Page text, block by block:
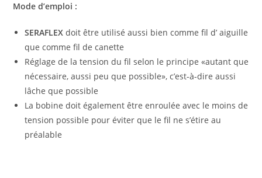
Mode d’emploi :
SERAFLEX doit être utilisé aussi bien comme fil d’ aiguille
que comme fil de canette
Réglage de la tension du fil selon le principe «autant que
nécessaire, aussi peu que possible», c’est-à-dire aussi
lâche que possible
La bobine doit également être enroulée avec le moins de
tension possible pour éviter que le fil ne s’étire au
préalable